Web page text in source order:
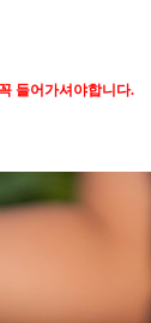
들어가셔야합니다.​